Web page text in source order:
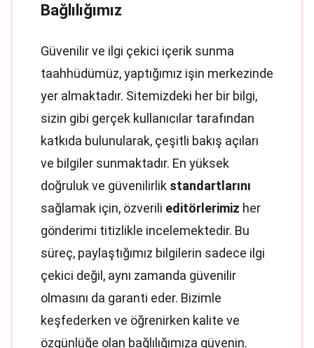
Bağlılığımız
Güvenilir ve ilgi çekici içerik sunma
taahhüdümüz, yaptığımız işin merkezinde
yer almaktadır. Sitemizdeki her bir bilgi,
sizin gibi gerçek kullanıcılar tarafından
katkıda bulunularak, çeşitli bakış açıları
ve bilgiler sunmaktadır. En yüksek
doğruluk ve güvenilirlik standartlarını
sağlamak için, özverili editörlerimiz her
gönderimi titizlikle incelemektedir. Bu
süreç, paylaştığımız bilgilerin sadece ilgi
çekici değil, aynı zamanda güvenilir
olmasını da garanti eder. Bizimle
keşfederken ve öğrenirken kalite ve
özgünlüğe olan bağlılığımıza güvenin.